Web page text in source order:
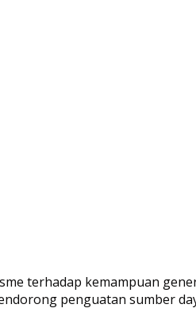
terhadap kemampuan
penguatan sumber